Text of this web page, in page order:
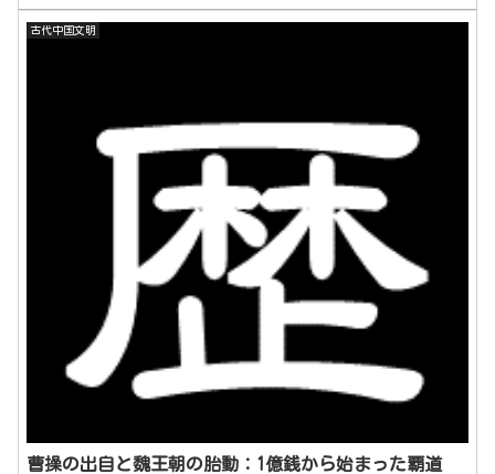
古代中国文明
曹操の出自と魏王朝の胎動：1億銭から始まった覇道